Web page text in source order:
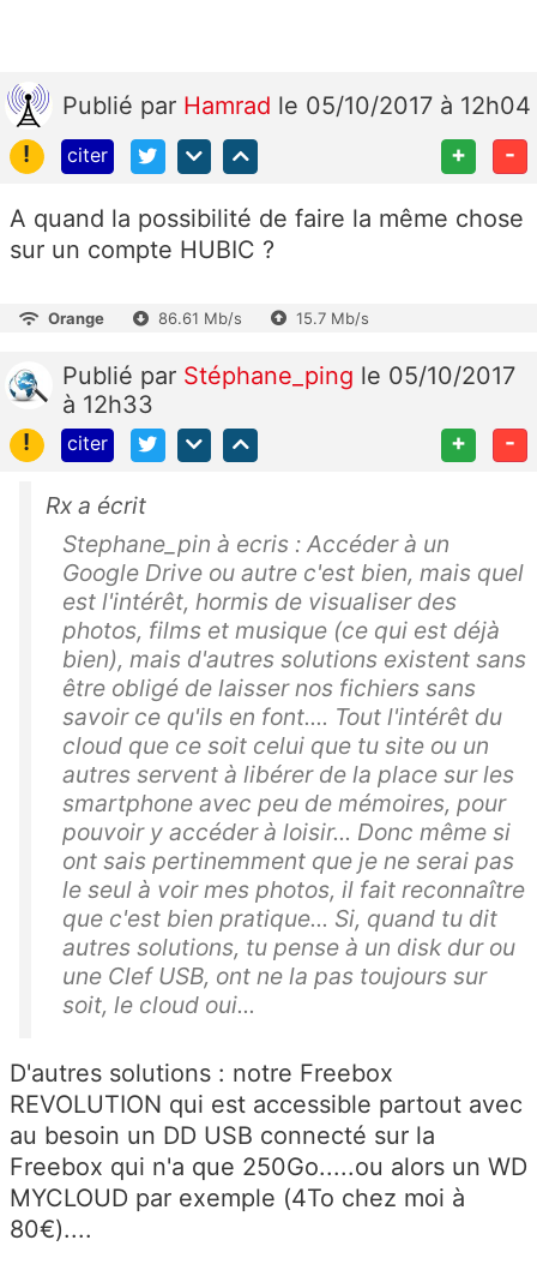
Publié par Hamrad le 05/10/2017 à 12h04
!
citer + -
A quand la possibilité de faire la même chose
sur un compte HUBIC ?
Orange 86.61 Mb/s 15.7 Mb/s
Publié par Stéphane_ping le 05/10/2017
à 12h33
!
citer + -
Rx a écrit
Stephane_pin à ecris : Accéder à un
Google Drive ou autre c'est bien, mais quel
est l'intérêt, hormis de visualiser des
photos, films et musique (ce qui est déjà
bien), mais d'autres solutions existent sans
être obligé de laisser nos fichiers sans
savoir ce qu'ils en font.... Tout l'intérêt du
cloud que ce soit celui que tu site ou un
autres servent à libérer de la place sur les
smartphone avec peu de mémoires, pour
pouvoir y accéder à loisir... Donc même si
ont sais pertinemment que je ne serai pas
le seul à voir mes photos, il fait reconnaître
que c'est bien pratique... Si, quand tu dit
autres solutions, tu pense à un disk dur ou
une Clef USB, ont ne la pas toujours sur
soit, le cloud oui...
D'autres solutions : notre Freebox
REVOLUTION qui est accessible partout avec
au besoin un DD USB connecté sur la
Freebox qui n'a que 250Go.....ou alors un WD
MYCLOUD par exemple (4To chez moi à
80€)....